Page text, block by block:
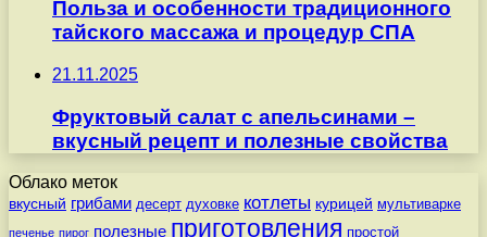
Польза и особенности традиционного
тайского массажа и процедур СПА
21.11.2025
Фруктовый салат с апельсинами –
вкусный рецепт и полезные свойства
Облако меток
вкусный грибами десерт духовке котлеты курицей мультиварке
печенье пирог полезные приготовления простой